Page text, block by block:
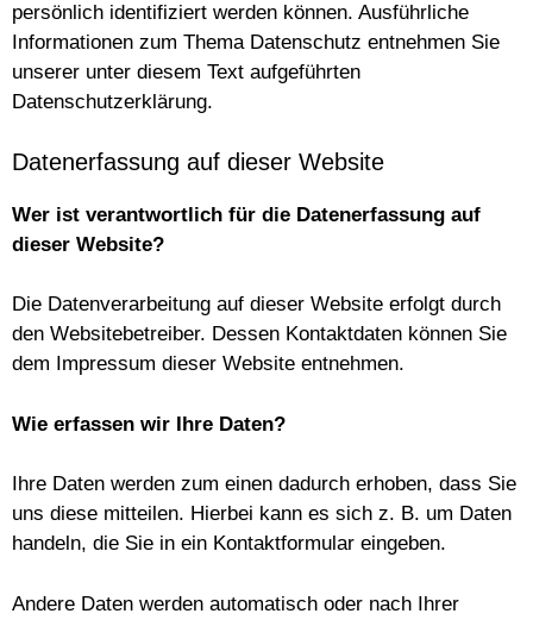
persönlich identifiziert werden können. Ausführliche
Informationen zum Thema Datenschutz entnehmen Sie
unserer unter diesem Text aufgeführten
Datenschutzerklärung.
Datenerfassung auf dieser Website
Wer ist verantwortlich für die Datenerfassung auf
dieser Website?
Die Datenverarbeitung auf dieser Website erfolgt durch
den Websitebetreiber. Dessen Kontaktdaten können Sie
dem Impressum dieser Website entnehmen.
Wie erfassen wir Ihre Daten?
Ihre Daten werden zum einen dadurch erhoben, dass Sie
uns diese mitteilen. Hierbei kann es sich z. B. um Daten
handeln, die Sie in ein Kontaktformular eingeben.
Andere Daten werden automatisch oder nach Ihrer